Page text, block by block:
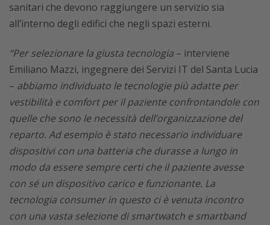
sanitari che devono raggiungere un servizio sia
all’interno degli edifici che negli spazi esterni.
“Per selezionare la giusta tecnologia – interviene
Emiliano Mazzi, ingegnere dei Servizi IT del Santa Lucia
– abbiamo individuato le tecnologie più adatte per
vestibilità e comfort per il paziente confrontandole con
quelle che sono le necessità dell’organizzazione del
reparto. Ad esempio è stato necessario individuare
dispositivi con una batteria che durasse a lungo in
modo da essere sempre certi che il paziente avesse
con sé un dispositivo carico e funzionante. La
tecnologia consumer in questo ci è venuta incontro
con una vasta selezione di smartwatch e smartband